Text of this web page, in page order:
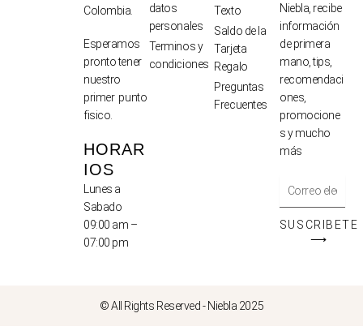
Colombia.
Esperamos
pronto tener
nuestro
primer punto
fisico.
HORAR
IOS
Lunes a
Sabado
09:00 am –
07:00 pm
datos
personales
Terminos y
condiciones
Texto
Saldo de la
Tarjeta
Regalo
Preguntas
Frecuentes
Niebla, recibe
información
de primera
mano, tips,
recomendaci
ones,
promocione
s y mucho
más
SUSCRIBETE
⟶
© All Rights Reserved - Niebla 2025